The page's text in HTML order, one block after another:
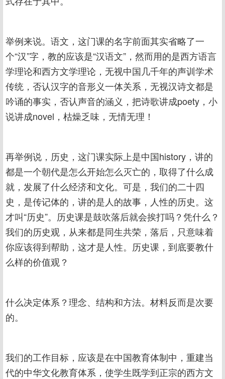
举例来说。语文，这门课的名字前面其实省略了一
个“汉”字，教的应该是“汉语文”，然而用的是西方语言
学理论和西方文学理论，无视中国几千年的声训学术
传统，否认汉字的音形义一体关系，无视汉诗文都是
吟诵的事实，否认声音的涵义，把诗歌讲成poety，小
说讲成novel，枯燥乏味，无情无理！
再举例说，历史，这门课实际上是中国history，讲的
都是一个朝代是怎么开始怎么灭亡的，取得了什么成
就，发展了什么经济和文化。可是，我们的二十四
史，是传记体的，讲的是人的故事，人性的历史。这
才叫“历史”。历史课是鼓吹落后就会挨打吗？凭什么？
我们的历史观，从来都是同生共荣，落后，只意味着
你应该得到帮助，这才是人性。历史课，到底要教什
么样的价值观？
什么决定体系？理念、结构和方法。材料反而是次要
的。
我们的工作目标，应该是在中国教育体制中，重建当
代的中华文化教育体系，使学生既学到正宗的西方文